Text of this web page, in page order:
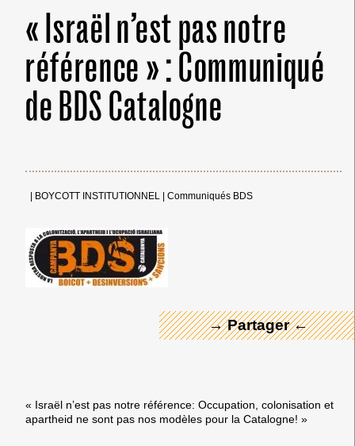
« Israël n’est pas notre
référence » : Communiqué
de BDS Catalogne
BOYCOTT INSTITUTIONNEL Communiqués BDS
→ Partager ←
« Israël n’est pas notre référence: Occupation, colonisation et
apartheid ne sont pas nos modèles pour la Catalogne! »